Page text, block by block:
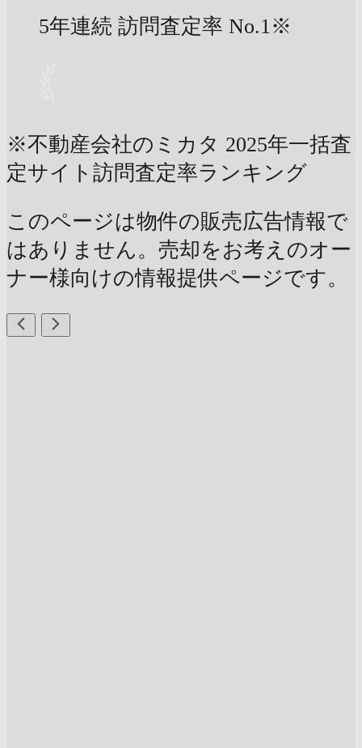
5年連続 訪問査定率 No.1※
※不動産会社のミカタ 2025年一括査
定サイト訪問査定率ランキング
このページは物件の販売広告情報で
はありません。売却をお考えのオー
ナー様向けの情報提供ページです。